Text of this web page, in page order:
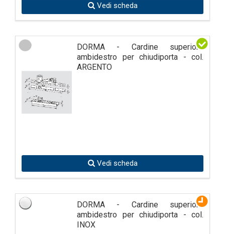
Vedi scheda
DORMA - Cardine superiore
ambidestro per chiudiporta - col.
ARGENTO
Vedi scheda
DORMA - Cardine superiore
ambidestro per chiudiporta - col.
INOX